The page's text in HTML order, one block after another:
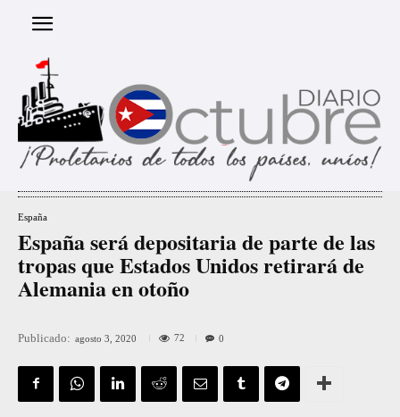
España
España será depositaria de parte de las
tropas que Estados Unidos retirará de
Alemania en otoño
Publicado: agosto 3, 2020 72 0